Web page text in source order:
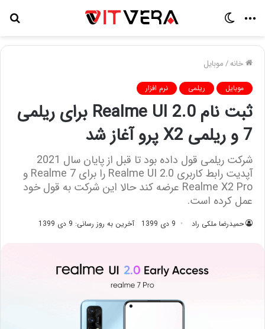
منو
خانه/موبایل
موبایل ریلمی نرم افزار
ثبت نام Realme UI 2.0 برای ریلمی
7 و ریلمی X2 پرو آغاز شد
شرکت ریلمی قول داده بود تا قبل از پایان سال 2021
آپدیت رابط کاربری Realme UI 2.0 را برای Realme 7 و
Realme X2 Pro عرضه کند حالا این شرکت به قول خود
عمل کرده است.
حمیدرضا ملکی راد 9 دی 1399 آخرین به روز رسانی: 9 دی 1399